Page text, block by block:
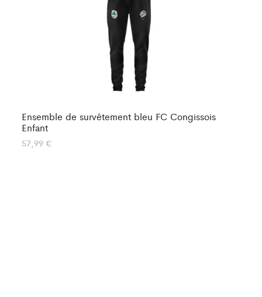
Ensemble de survêtement bleu FC Congissois
Enfant
57,99 €